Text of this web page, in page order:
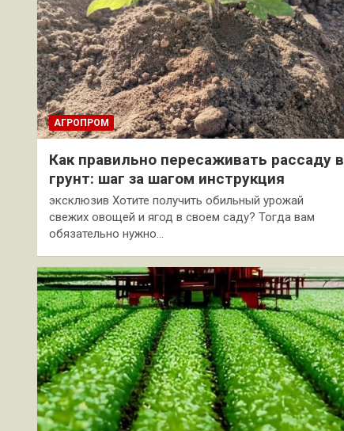
АГРОПРОМ
Как правильно пересаживать рассаду в
грунт: шаг за шагом инструкция
эксклюзив Хотите получить обильный урожай
свежих овощей и ягод в своем саду? Тогда вам
обязательно нужно…